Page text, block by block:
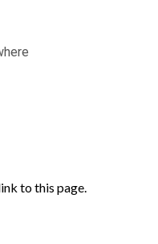
to this page.